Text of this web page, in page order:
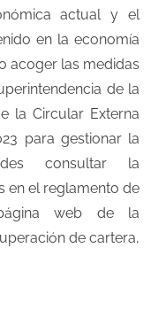
actual y el
en la economía
acoger las medidas
de la
la Circular Externa
para gestionar la
consultar la
en el reglamento de
web de la
de cartera,